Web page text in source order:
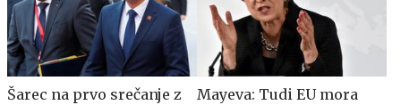
Šarec na prvo srečanje z
Mayeva: Tudi EU mora